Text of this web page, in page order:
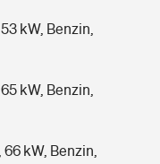
kW, Benzin,
kW, Benzin,
kW, Benzin,